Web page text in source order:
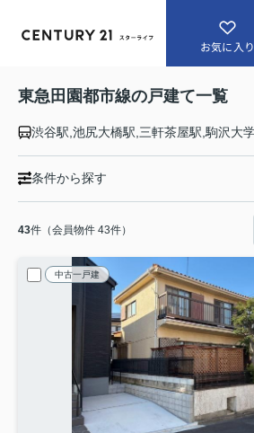
お気に入り
東急田園都市線の戸建て一覧
条件から探す
43件（会員物件 43件）
中古一戸建